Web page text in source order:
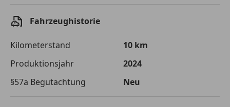
Monatliche Rate
Die tatsächlichen Konditionen sind abhängig von Ihrer Bonität sowie
Jahre. Zinsspanne Sollzinssatz: 2,90% - 14,90%.
Jetzt berechnen
Fahrzeughistorie
Kilometerstand
10 km
Produktionsjahr
2024
§57a Begutachtung
Neu